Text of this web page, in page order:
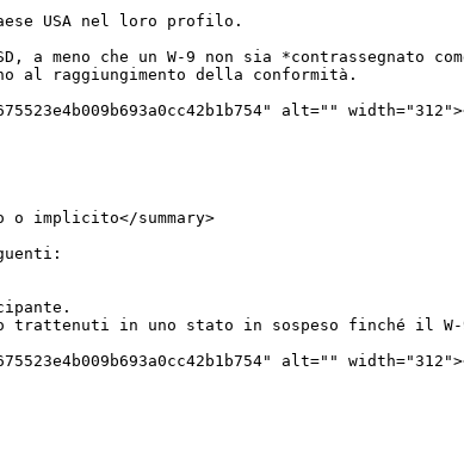
USA nel loro profilo.
meno che un W-9 non sia *contrassegnato
al raggiungimento della conformità.
alt=""
o implicito</summary>
trattenuti in uno stato in sospeso finché il W-
alt=""